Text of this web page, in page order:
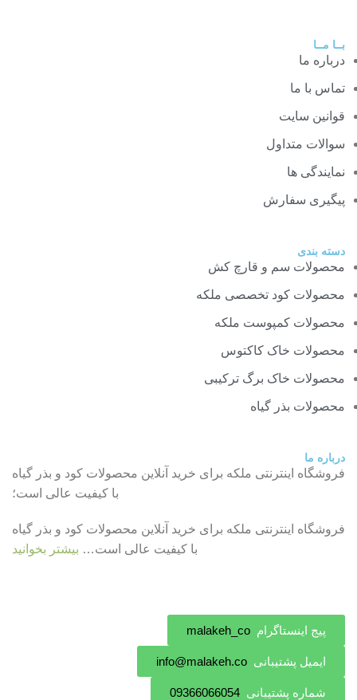
بــا مــا
درباره ما
تماس با ما
قوانین سایت
سوالات متداول
نمایندگی ها
پیگیری سفارش
دسته بندی
محصولات سم و قارچ کش
محصولات کود تخصصی ملکه
محصولات کمپوست ملکه
محصولات خاک کاکتوس
محصولات خاک برگ ترکیبی
محصولات بذر گیاه
درباره ما
فروشگاه اینترنتی ملکه برای خرید آنلاین محصولات کود و بذر گیاه
با کیفیت عالی است؛
فروشگاه اینترنتی ملکه برای خرید آنلاین محصولات کود و بذر گیاه
با کیفیت عالی است… بیشتر بخوانید
پیج اینستاگرام malakeh_co
ایمیل پشتیبانی info@malakeh.co
شماره پشتیبانی 09366066054